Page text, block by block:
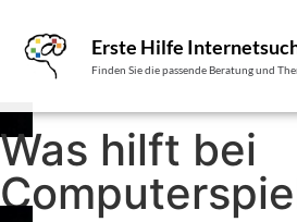
Erste Hilfe
Finden Sie die passende Beratung und
Was hilft bei